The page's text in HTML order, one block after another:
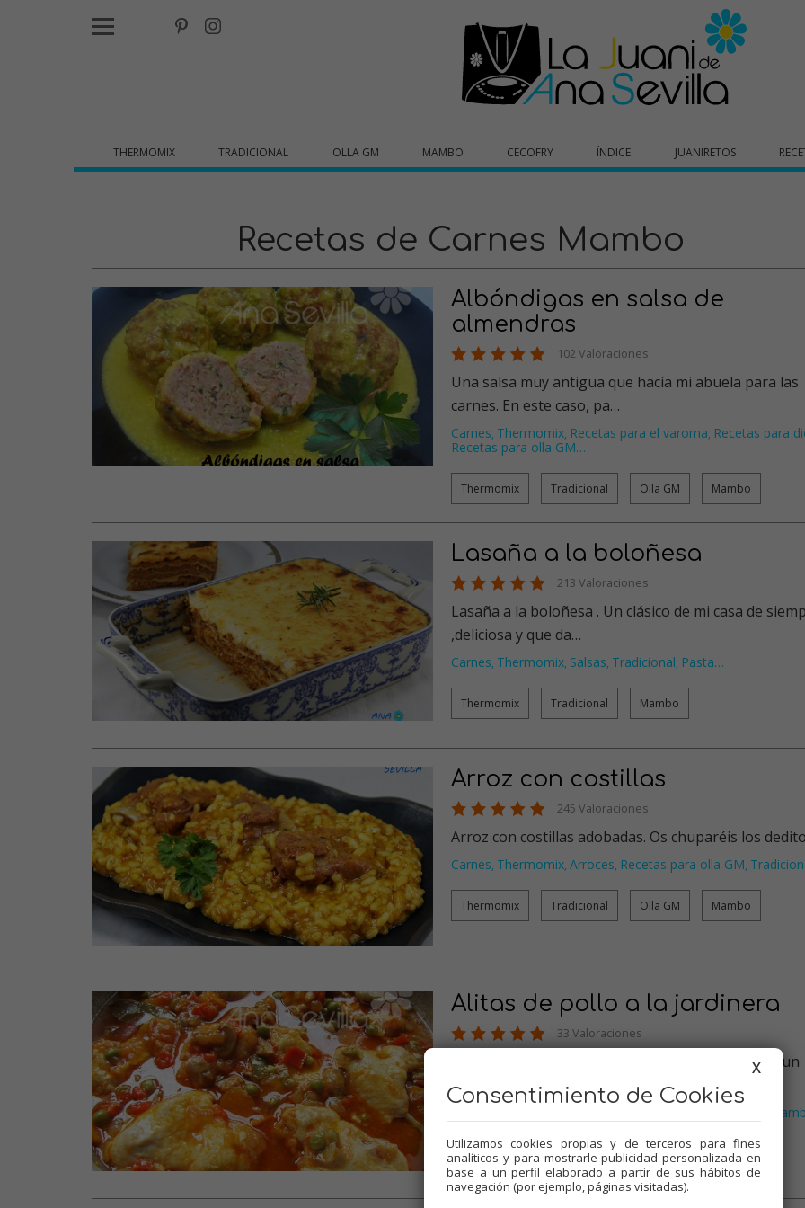
THERMOMIX TRADICIONAL OLLA GM MAMBO CECOFRY ÍNDICE JUANIRETOS
Recetas de Carnes Mambo
Albóndigas en salsa de
almendras
102 Valoraciones
Una salsa muy antigua que hacía mi abuela para las
carnes. En este caso, pa…
Carnes, Thermomix, Recetas para el varoma, Recetas para
Recetas para olla GM…
Thermomix Tradicional Olla GM Mambo
Lasaña a la boloñesa
213 Valoraciones
Lasaña a la boloñesa . Un clásico de mi casa de
,deliciosa y que da…
Carnes, Thermomix, Salsas, Tradicional, Pasta…
Thermomix Tradicional Mambo
Arroz con costillas
245 Valoraciones
Arroz con costillas adobadas. Os chuparéis los
Carnes, Thermomix, Arroces, Recetas para olla GM,
Thermomix Tradicional Olla GM Mambo
Alitas de pollo a la jardinera
33 Valoraciones
Pollo con mucha verdura. Receta fácil y que rinde un
montón.…
Thermomix Tradicional Olla GM Mambo
X
Consentimiento de Cookies
Utilizamos cookies propias y de terceros para fines
analíticos y para mostrarle publicidad personalizada en
base a un perfil elaborado a partir de sus hábitos de
navegación (por ejemplo, páginas visitadas).